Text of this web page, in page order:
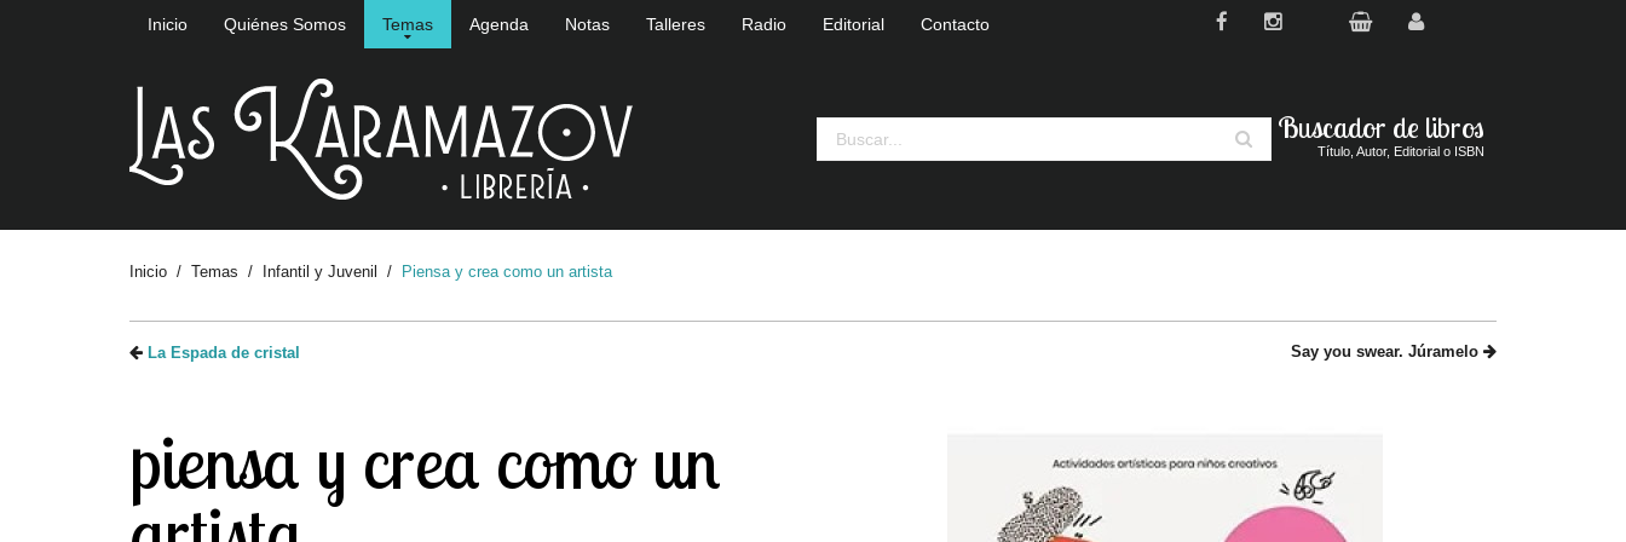
Inicio Quiénes Somos Temas Agenda Notas Talleres Radio Editorial Contacto
Buscador de libros
Título, Autor, Editorial o ISBN
Inicio Temas Infantil y Juvenil Piensa y crea como un artista
La Espada de cristal Say you swear. Júramelo
piensa y crea como un